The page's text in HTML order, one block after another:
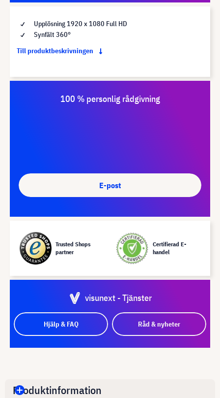
Upplösning 1920 x 1080 Full HD
Synfält 360°
Till produktbeskrivningen
100 % personlig rådgivning
E-post
Trusted Shops
partner
Certifierad E-
handel
visunext - Tjänster
Hjälp & FAQ Råd & nyheter
Produktinformation